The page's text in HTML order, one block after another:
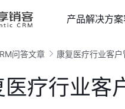
产品解决方案
问答文章 康复医疗行业客
医疗行业客